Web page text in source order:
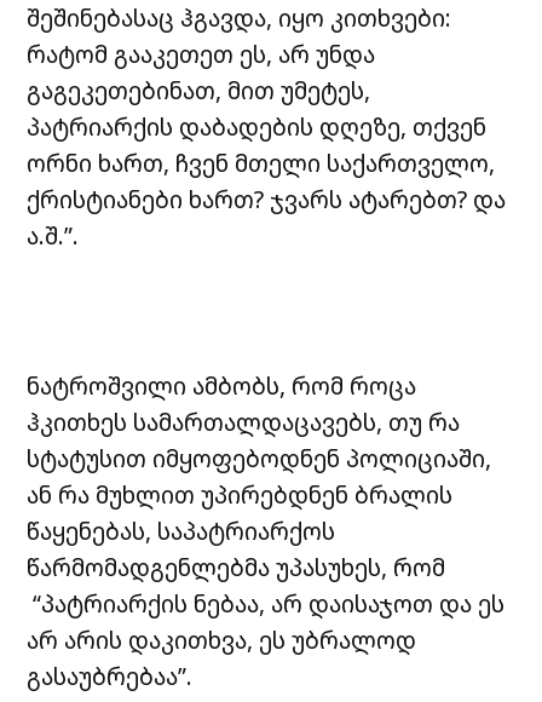
შეშინებასაც ჰგავდა, იყო კითხვები:
რატომ გააკეთეთ ეს, არ უნდა
გაგეკეთებინათ, მით უმეტეს,
პატრიარქის დაბადების დღეზე, თქვენ
ორნი ხართ, ჩვენ მთელი საქართველო,
ქრისტიანები ხართ? ჯვარს ატარებთ? და
ა.შ.”.
ნატროშვილი ამბობს, რომ როცა
ჰკითხეს სამართალდაცავებს, თუ რა
სტატუსით იმყოფებოდნენ პოლიციაში,
ან რა მუხლით უპირებდნენ ბრალის
წაყენებას, საპატრიარქოს
წარმომადგენლებმა უპასუხეს, რომ
“პატრიარქის ნებაა, არ დაისაჯოთ და ეს
არ არის დაკითხვა, ეს უბრალოდ
გასაუბრებაა”.